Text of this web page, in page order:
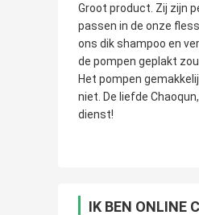
Groot product. Zij zijn
passen in de onze
ons dik shampoo en
de pompen geplakt
Het pompen
niet. De liefde
dienst!
IK BEN ONLINE